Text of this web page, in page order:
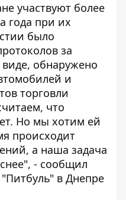
участвуют более
года при их
было
за
обнаружено
и
торговли
что
Но мы хотим ей
происходит
а наша задача
- сообщил
в Днепре